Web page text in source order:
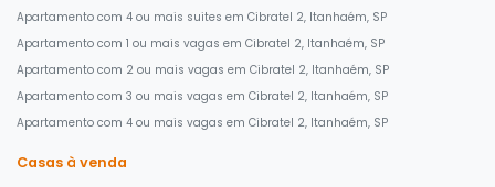
Apartamento com 4 ou mais suites em Cibratel 2, Itanhaém, SP
Apartamento com 1 ou mais vagas em Cibratel 2, Itanhaém, SP
Apartamento com 2 ou mais vagas em Cibratel 2, Itanhaém, SP
Apartamento com 3 ou mais vagas em Cibratel 2, Itanhaém, SP
Apartamento com 4 ou mais vagas em Cibratel 2, Itanhaém, SP
Casas à venda